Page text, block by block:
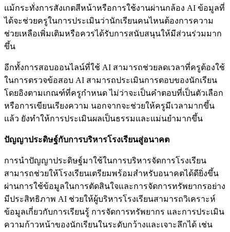
แม้กระทั่งการสังเกตสีหน้าหรือการใช้งานผ่านกล้อง AI ข้อมูลที่
ได้จะช่วยครูในการประเมินว่านักเรียนคนไหนต้องการความ
ช่วยเหลือเพิ่มเติมหรือควรได้รับการสนับสนุนให้มีส่วนร่วมมาก
ขึ้น
อีกทั้งการสอบออนไลน์ที่ใช้ AI สามารถช่วยลดเวลาที่ครูต้องใช้
ในการตรวจข้อสอบ AI สามารถประเมินการตอบของนักเรียน
โดยอิงตามเกณฑ์ที่ครูกำหนด ไม่ว่าจะเป็นคำตอบที่เป็นตัวเลือก
หรือการเขียนเรียงความ นอกจากจะช่วยให้ครูมีเวลามากขึ้น
แล้ว ยังทำให้การประเมินผลเป็นธรรมและแม่นยำมากขึ้น
ปัญญาประดิษฐ์กับการบริหารโรงเรียนสู่อนาคต
การนำปัญญาประดิษฐ์มาใช้ในการบริหารจัดการโรงเรียน
สามารถช่วยให้โรงเรียนเตรียมพร้อมสำหรับอนาคตได้ดียิ่งขึ้น
ผ่านการใช้ข้อมูลในการตัดสินใจและการจัดการทรัพยากรอย่าง
มีประสิทธิภาพ AI ช่วยให้ผู้บริหารโรงเรียนสามารถวิเคราะห์
ข้อมูลเกี่ยวกับการเรียนรู้ การจัดการทรัพยากร และการประเมิน
ความก้าวหน้าของนักเรียนในระดับกว้างและเจาะลึกได้ เช่น